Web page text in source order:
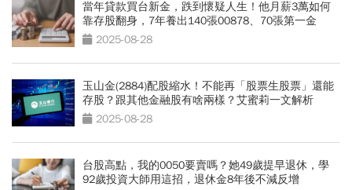
當年貸款買台新金，跌到懷疑人生！他月薪3萬如何
靠存股翻身，7年養出140張00878、70張第一金
2025-08-28
玉山金(2884)配股縮水！不能再「股票生股票」還能
存股？跟其他金融股有啥兩樣？艾蜜莉一文解析
2025-08-28
台股高點，我的0050要賣嗎？她49歲提早退休，學
92歲投資大師用這招，退休金8年後不減反增